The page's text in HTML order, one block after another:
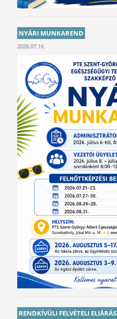
NYÁRI MUNKAREND
2026.07.16.
RENDKÍVÜLI FELVÉTELI ELIÁRÁS